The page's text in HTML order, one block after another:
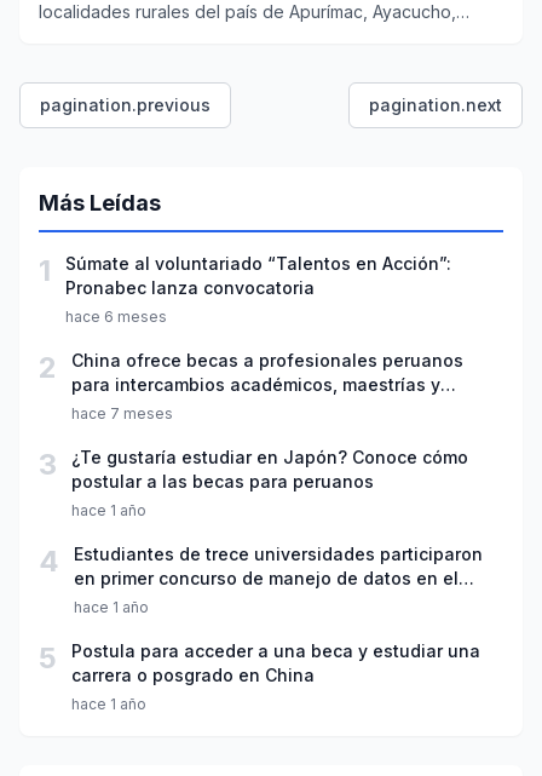
localidades rurales del país de Apurímac, Ayacucho,
pagination.previous pagination.next
Más Leídas
1
Súmate al voluntariado “Talentos en Acción”:
Pronabec lanza convocatoria
hace 6 meses
2
China ofrece becas a profesionales peruanos
para intercambios académicos, maestrías y
doctorados
hace 7 meses
3
¿Te gustaría estudiar en Japón? Conoce cómo
postular a las becas para peruanos
hace 1 año
4
Estudiantes de trece universidades participaron
en primer concurso de manejo de datos en el
agua potable
hace 1 año
5
Postula para acceder a una beca y estudiar una
carrera o posgrado en China
hace 1 año